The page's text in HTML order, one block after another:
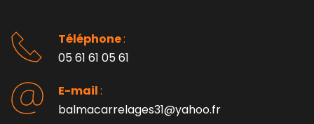
Téléphone :
05 61 61 05 61
E-mail :
balmacarrelages31@yahoo.fr